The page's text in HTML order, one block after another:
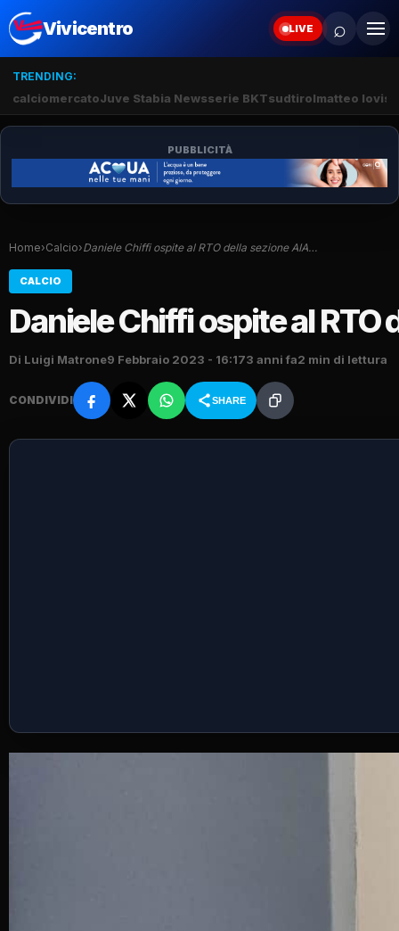
Vivicentro LIVE ⌕
TRENDING:
calciomercatoJuve Stabia Newsserie BKTsudtirolmatteo lovisa
PUBBLICITÀ
Home›Calcio›Daniele Chiffi ospite al RTO della sezione AIA…
CALCIO
Daniele Chiffi ospite al RTO
Di Luigi Matrone9 Febbraio 2023 - 16:173 anni fa2 min di lettura
CONDIVIDI SHARE